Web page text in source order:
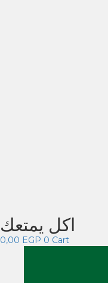
اكل يمتعك
0,00 EGP 0 Cart